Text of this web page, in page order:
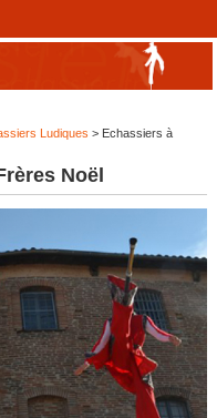
Ludiques > Echassiers à
Noël